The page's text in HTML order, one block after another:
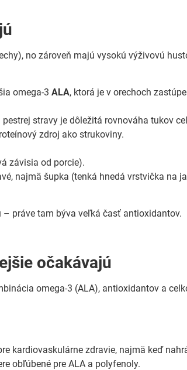
no zároveň majú vysokú výživovú
omega-3ALA, ktorá je v orechoch
stravy je dôležitá rovnováha tukov
zdroj ako strukoviny.
závisia od porcie).
najmä šupka (tenká hnedá vrstvička na
práve tam býva veľká časť antioxidantov.
očakávajú
omega-3 (ALA), antioxidantov a
kardiovaskulárne zdravie, najmä keď
obľúbené pre ALA a polyfenoly.